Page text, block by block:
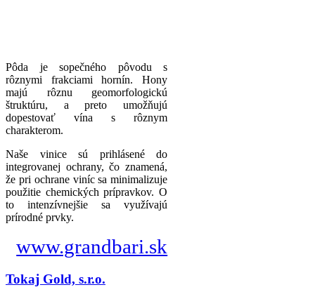
Pôda je sopečného pôvodu s
rôznymi frakciami hornín. Hony
majú rôznu geomorfologickú
štruktúru, a preto umožňujú
dopestovať vína s rôznym
charakterom.
Naše vinice sú prihlásené do
integrovanej ochrany, čo znamená,
že pri ochrane viníc sa minimalizuje
použitie chemických prípravkov. O
to intenzívnejšie sa využívajú
prírodné prvky.
www.grandbari.sk
Tokaj Gold, s.r.o.